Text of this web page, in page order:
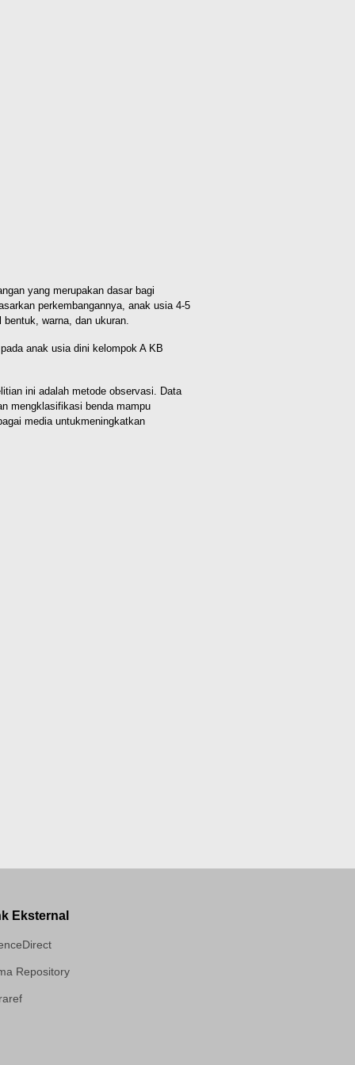
yang merupakan dasar bagi
perkembangannya, anak usia 4-5
warna, dan ukuran.
anak usia dini kelompok A KB
ini adalah metode observasi. Data
mengklasifikasi benda mampu
media untukmeningkatkan
Eksternal
Repository